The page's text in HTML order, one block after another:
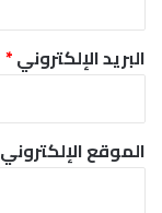
البريد الإلكتروني*
الموقع الإلكتروني